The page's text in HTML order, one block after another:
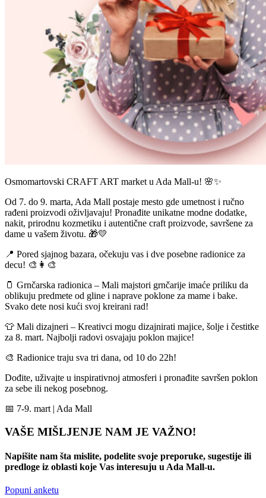
Osmomartovski CRAFT ART market u Ada Mall-u! 🌸✨
Od 7. do 9. marta, Ada Mall postaje mesto gde umetnost i ručno
rađeni proizvodi oživljavaju! Pronađite unikatne modne dodatke,
nakit, prirodnu kozmetiku i autentične craft proizvode, savršene za
dame u vašem životu. 🎁💛
📍 Pored sjajnog bazara, očekuju vas i dve posebne radionice za
decu! 🎨👩‍🎨
🫙 Grnčarska radionica – Mali majstori grnčarije imaće priliku da
oblikuju predmete od gline i naprave poklone za mame i bake.
Svako dete nosi kući svoj kreirani rad!
👕 Mali dizajneri – Kreativci mogu dizajnirati majice, šolje i čestitke
za 8. mart. Najbolji radovi osvajaju poklon majice!
🎨 Radionice traju sva tri dana, od 10 do 22h!
Dođite, uživajte u inspirativnoj atmosferi i pronađite savršen poklon
za sebe ili nekog posebnog.
📅 7-9. mart | Ada Mall
VAŠE MIŠLJENJE NAM JE VAŽNO!
Napišite nam šta mislite, podelite svoje preporuke, sugestije ili
predloge iz oblasti koje Vas interesuju u Ada Mall-u.
Popuni anketu